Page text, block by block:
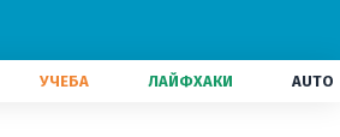
УЧЕБА ЛАЙФХАКИ AUTO